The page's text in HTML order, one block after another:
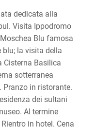
dedicata alla
Visita Ippodromo
Blu famosa
blu; la visita della
Cisterna Basilica
sotterranea
Pranzo in ristorante.
dei sultani
Al termine
in hotel. Cena